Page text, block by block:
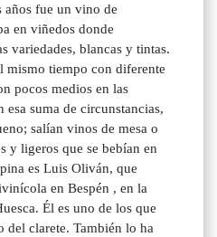
años fue un vino de
en viñedos donde
variedades, blancas y tintas.
mismo tiempo con diferente
pocos medios en las
esa suma de circunstancias,
salían vinos de mesa o
y ligeros que se bebían en
es Luis Oliván, que
en Bespén , en la
Él es uno de los que
del clarete. También lo ha